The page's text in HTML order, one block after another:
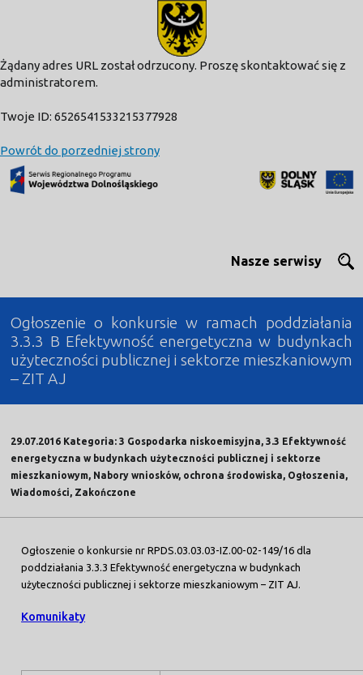
Żądany adres URL został odrzucony. Proszę skontaktować się z
administratorem.
Twoje ID: 6526541533215377928
Powrót do porzedniej strony
Nasze serwisy
Ogłoszenie o konkursie w ramach poddziałania
3.3.3 B Efektywność energetyczna w budynkach
użyteczności publicznej i sektorze mieszkaniowym
– ZIT AJ
29.07.2016 Kategoria: 3 Gospodarka niskoemisyjna, 3.3 Efektywność
energetyczna w budynkach użyteczności publicznej i sektorze
mieszkaniowym, Nabory wniosków, ochrona środowiska, Ogłoszenia,
Wiadomości, Zakończone
Ogłoszenie o konkursie nr RPDS.03.03.03-IZ.00-02-149/16 dla
poddziałania 3.3.3 Efektywność energetyczna w budynkach
użyteczności publicznej i sektorze mieszkaniowym – ZIT AJ.
Komunikaty